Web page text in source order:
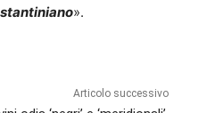
».
Articolo successivo